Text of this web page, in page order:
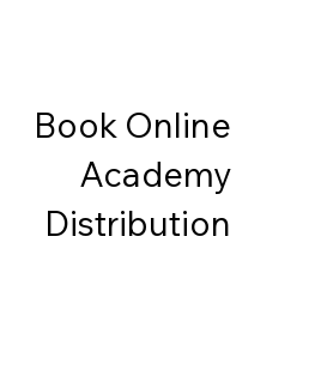
Book Online
Academy
Distribution